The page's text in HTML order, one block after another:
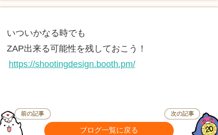
いついかなる時でも
ZAP出来る可能性を残しておこう！
https://shootingdesign.booth.pm/
前の記事
ブログ一覧に戻る
次の記事